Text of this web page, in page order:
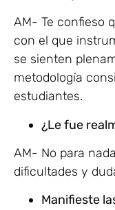
AM- Te confieso
con el que
se sienten
metodología
estudiantes.
¿Le fue
AM- No para
dificultades y
Manifieste